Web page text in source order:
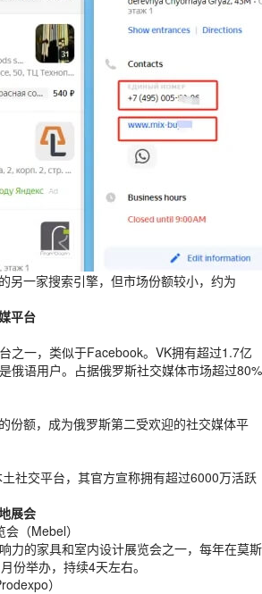
另一家搜索引擎，但市场份额较小，约为
平台
之一，类似于Facebook。VK拥有超过1.7亿
俄语用户。占据俄罗斯社交媒体市场超过80%
份额，成为俄罗斯第二受欢迎的社交媒体平
社交平台，其官方宣称拥有超过6000万活跃
展会
（Mebel）
力的家具和室内设计展览会之一，每年在莫斯
份举办，持续4天左右。
）